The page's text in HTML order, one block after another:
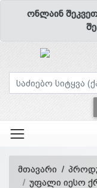
ონლაინ
მთავარი
უფალი იესო